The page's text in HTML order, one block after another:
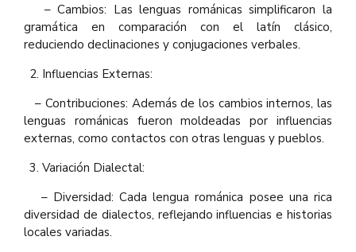
– Cambios: Las lenguas románicas simplificaron la
gramática en comparación con el latín clásico,
reduciendo declinaciones y conjugaciones verbales.
Influencias Externas:
– Contribuciones: Además de los cambios internos, las
lenguas románicas fueron moldeadas por influencias
externas, como contactos con otras lenguas y pueblos.
Variación Dialectal:
– Diversidad: Cada lengua románica posee una rica
diversidad de dialectos, reflejando influencias e historias
locales variadas.